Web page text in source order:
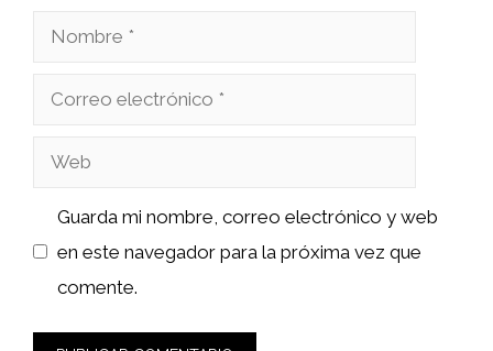
Nombre
Correo
Web
Guarda mi nombre, correo electrónico y web
en este navegador para la próxima vez que
comente.